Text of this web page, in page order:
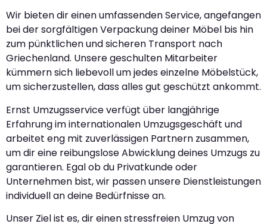
Wir bieten dir einen umfassenden Service, angefangen
bei der sorgfältigen Verpackung deiner Möbel bis hin
zum pünktlichen und sicheren Transport nach
Griechenland. Unsere geschulten Mitarbeiter
kümmern sich liebevoll um jedes einzelne Möbelstück,
um sicherzustellen, dass alles gut geschützt ankommt.
Ernst Umzugsservice verfügt über langjährige
Erfahrung im internationalen Umzugsgeschäft und
arbeitet eng mit zuverlässigen Partnern zusammen,
um dir eine reibungslose Abwicklung deines Umzugs zu
garantieren. Egal ob du Privatkunde oder
Unternehmen bist, wir passen unsere Dienstleistungen
individuell an deine Bedürfnisse an.
Unser Ziel ist es, dir einen stressfreien Umzug von